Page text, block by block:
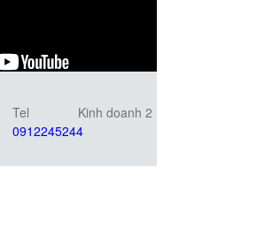
Tel
0912245244
Kinh doanh 2